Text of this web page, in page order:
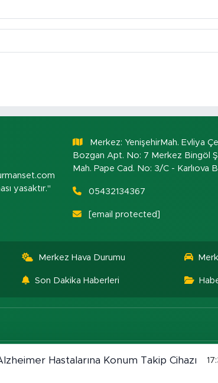
yasaktır."
Merkez: YenişehirMah. Evliya
Bozgan Apt. No: 7 Merkez Bingöl
Mah. Pape Cad. No: 3/C - Karlıova
05432134367
[email protected]
Merkez Hava Durumu
Son Dakika Haberleri
Hastalarına Konum Takip Cihazı